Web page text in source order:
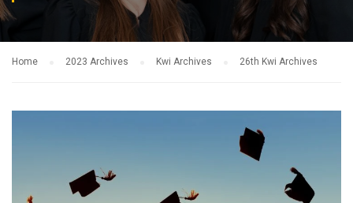
Home 2023 Archives Kwi Archives 26th Kwi Archives